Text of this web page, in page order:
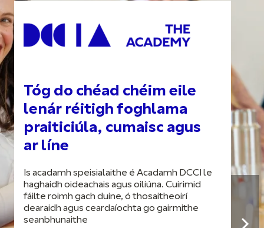
Tóg do chéad chéim eile
lenár réitigh foghlama
praiticiúla, cumaisc agus
ar líne
Is acadamh speisialaithe é Acadamh DCCI le
haghaidh oideachais agus oiliúna. Cuirimid
fáilte roimh gach duine, ó thosaitheoirí
dearaidh agus ceardaíochta go gairmithe
seanbhunaithe